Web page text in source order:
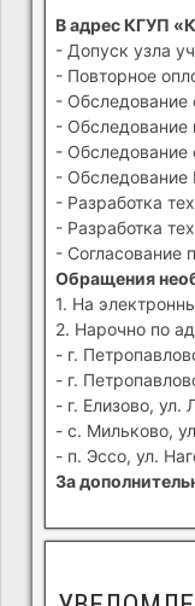
В адрес КГУП
- Допуск узла
- Повторное
- Обследование
- Обследование
- Обследование
- Обследование
- Разработка
- Разработка
- Согласование
Обращения
1. На
2. Нарочно по
- г.
- г.
- г. Елизово, ул.
- с. Мильково,
- п. Эссо, ул.
За